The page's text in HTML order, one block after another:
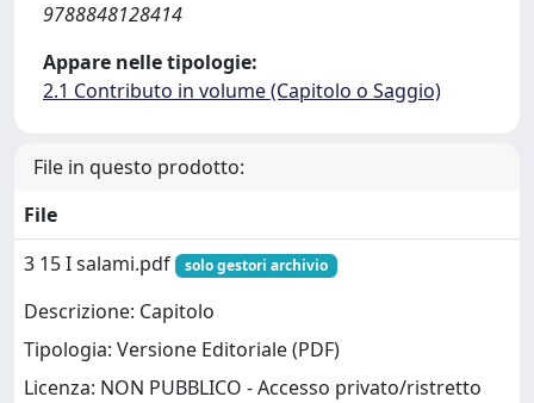
9788848128414
Appare nelle tipologie:
2.1 Contributo in volume (Capitolo o Saggio)
File in questo prodotto:
File
3 15 I salami.pdf
solo gestori archivio
Descrizione: Capitolo
Tipologia: Versione Editoriale (PDF)
Licenza: NON PUBBLICO - Accesso privato/ristretto